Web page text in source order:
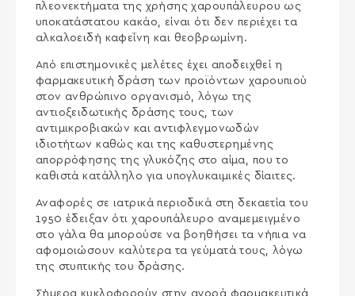
πλεονεκτήματα της χρήσης χαρουπάλευρου ως
υποκατάστατου κακάο, είναι ότι δεν περιέχει τα
αλκαλοειδή καφεΐνη και θεοβρωμίνη.
Από επιστημονικές μελέτες έχει αποδειχθεί η
φαρμακευτική δράση των προϊόντων χαρουπιού
στον ανθρώπινο οργανισμό, λόγω της
αντιοξειδωτικής δράσης τους, των
αντιμικροβιακών και αντιφλεγμονωδών
ιδιοτήτων καθώς και της καθυστερημένης
απορρόφησης της γλυκόζης στο αίμα, που το
καθιστά κατάλληλο για υπογλυκαιμικές δίαιτες.
Αναφορές σε ιατρικά περιοδικά στη δεκαετία του
1950 έδειξαν ότι χαρουπάλευρο αναμεμειγμένο
στο γάλα θα μπορούσε να βοηθήσει τα νήπια να
αφομοιώσουν καλύτερα τα γεύματά τους, λόγω
της στυπτικής του δράσης.
Σήμερα κυκλοφορούν στην αγορά φαρμακευτικά